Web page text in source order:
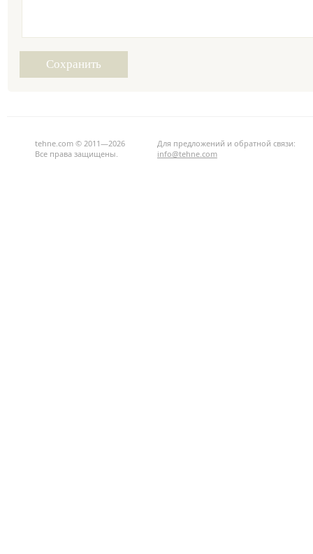
tehne.com © 2011—2026
Все права защищены.
Для предложений и обратной связи:
info@tehne.com